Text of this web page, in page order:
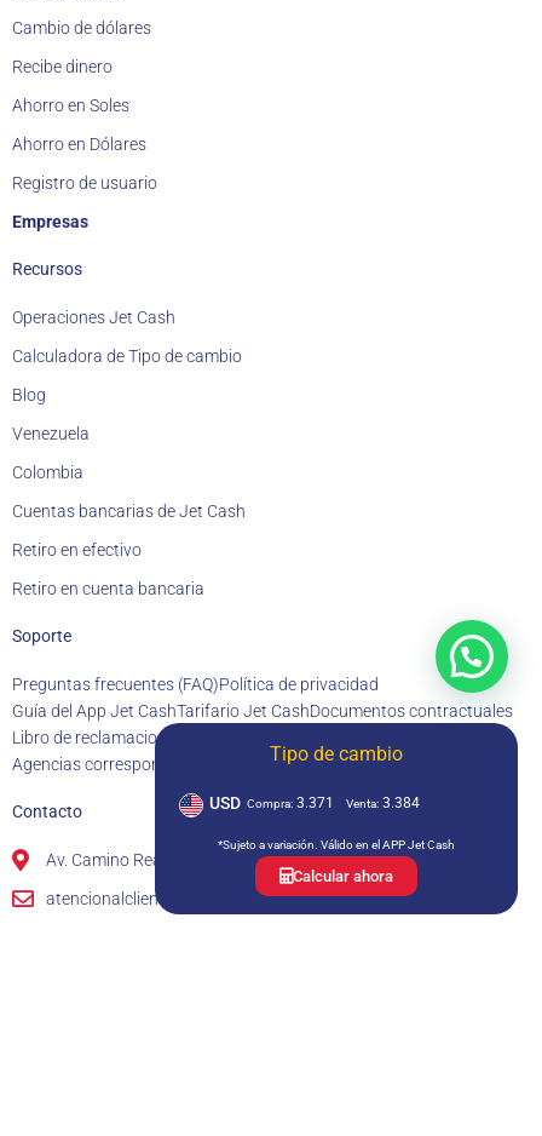
Cambio de dólares
Recibe dinero
Ahorro en Soles
Ahorro en Dólares
Registro de usuario
Empresas
Recursos
Operaciones Jet Cash
Calculadora de Tipo de cambio
Blog
Venezuela
Colombia
Cuentas bancarias de Jet Cash
Retiro en efectivo
Retiro en cuenta bancaria
Soporte
Preguntas frecuentes (FAQ)Política de privacidad
Guía del App Jet CashTarifario Jet CashDocumentos contractuales
Libro de reclamaciones
Agencias corresponsales
Estados financierosMemoria anual
Contacto
Av. Camino Real 391, cuarto piso, San Isidro, Lima – Perú
atencionalcliente@jetcash.com.pe
Tipo de cambio
USD Compra: 3.371 Venta: 3.384
*Sujeto a variación. Válido en el APP Jet Cash
Calcular ahora